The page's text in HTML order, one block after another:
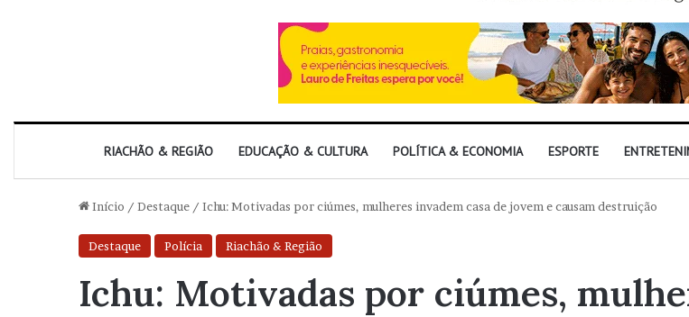
RIACHÃO & REGIÃO EDUCAÇÃO & CULTURA POLÍTICA & ECONOMIA ESPORTE
Início / Destaque / Ichu: Motivadas por ciúmes, mulheres invadem casa de jovem e causam destruição
Destaque Polícia Riachão & Região
Ichu: Motivadas por ciúmes,